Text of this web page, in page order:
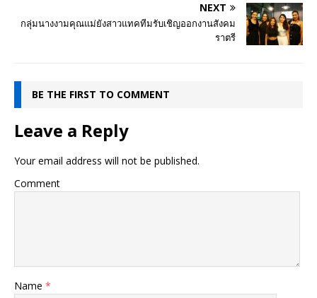
NEXT
กลุ่มนางงามคุณแม่ยังสาวแทคทีมรับเชิญออกงานสังคม
ราตรี
BE THE FIRST TO COMMENT
Leave a Reply
Your email address will not be published.
Comment
Name *